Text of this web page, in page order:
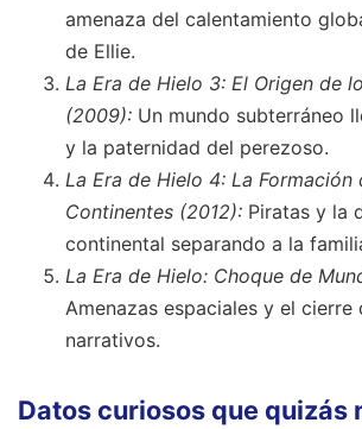
amenaza del calentamiento
de Ellie.
La Era de Hielo 3: El Origen de
(2009): Un mundo subterráneo
y la paternidad del perezoso.
La Era de Hielo 4: La Formación
Continentes (2012): Piratas y la
continental separando a la
La Era de Hielo: Choque de
Amenazas espaciales y el cierre
narrativos.
Datos curiosos que quizás